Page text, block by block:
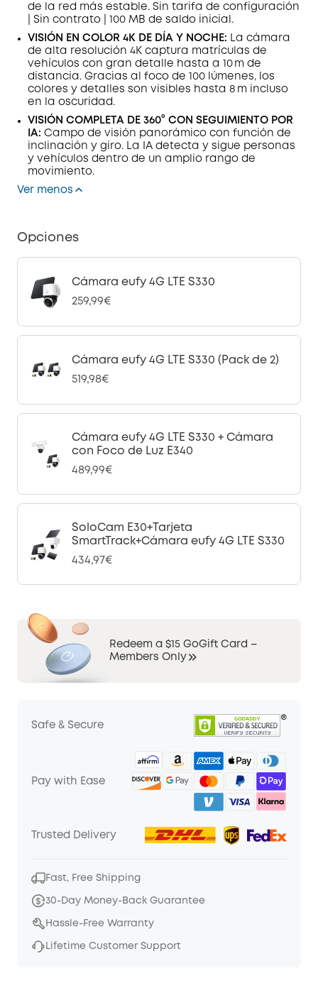
de la red más estable. Sin tarifa de configuración
| Sin contrato | 100 MB de saldo inicial.
VISIÓN EN COLOR 4K DE DÍA Y NOCHE: La cámara
de alta resolución 4K captura matrículas de
vehículos con gran detalle hasta a 10 m de
distancia. Gracias al foco de 100 lúmenes, los
colores y detalles son visibles hasta 8 m incluso
en la oscuridad.
VISIÓN COMPLETA DE 360° CON SEGUIMIENTO POR
IA: Campo de visión panorámico con función de
inclinación y giro. La IA detecta y sigue personas
y vehículos dentro de un amplio rango de
movimiento.
Ver menos
Opciones
Cámara eufy 4G LTE S330
259,99€
Cámara eufy 4G LTE S330 (Pack de 2)
519,98€
Cámara eufy 4G LTE S330 + Cámara
con Foco de Luz E340
489,99€
SoloCam E30+Tarjeta
SmartTrack+Cámara eufy 4G LTE S330
434,97€
Redeem a $15 GoGift Card –
Members Only
Safe & Secure
Pay with Ease
Trusted Delivery
Fast, Free Shipping
30-Day Money-Back Guarantee
Hassle-Free Warranty
Lifetime Customer Support